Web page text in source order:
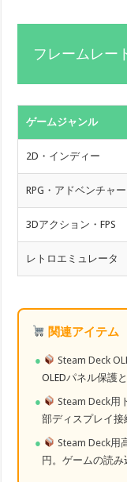
フレームレー
ゲームジャンル
2D・インディー
RPG・アドベンチャー
3Dアクション・FPS
レトロエミュレータ
関連アイテム
Steam Deck
OLEDパネル保護
Steam Deck用
部ディスプレイ接
Steam Deck用
円。ゲームの読み